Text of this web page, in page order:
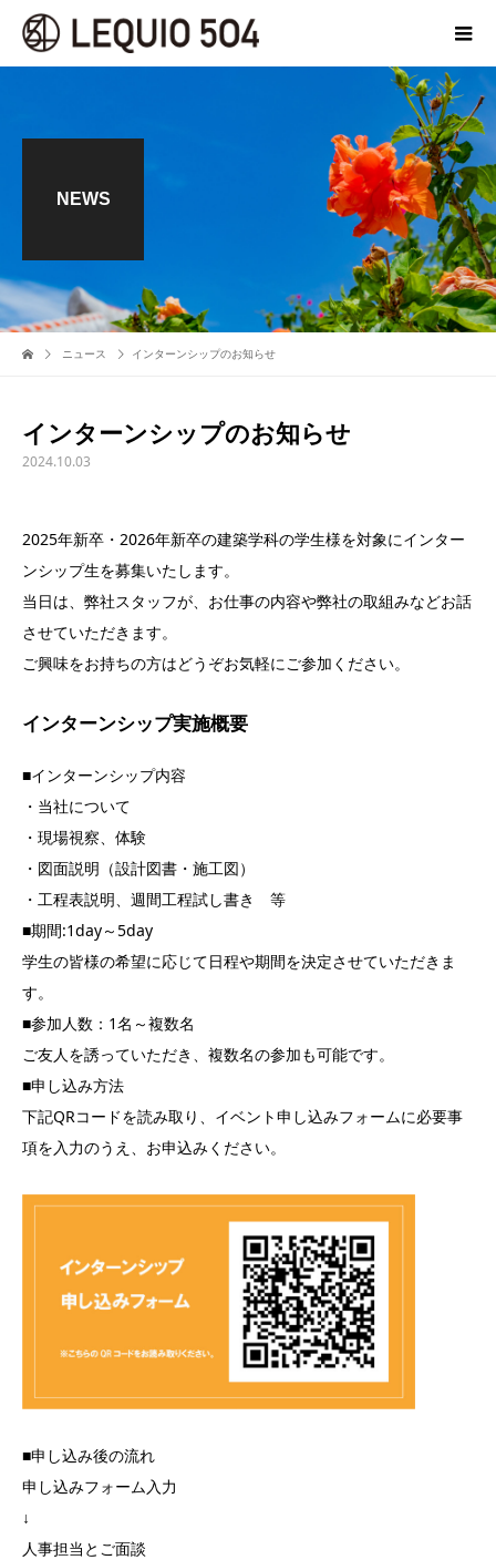
NEWS
ニュース インターンシップのお知らせ
インターンシップのお知らせ
2024.10.03
2025年新卒・2026年新卒の建築学科の学生様を対象にインター
ンシップ生を募集いたします。
当日は、弊社スタッフが、お仕事の内容や弊社の取組みなどお話
させていただきます。
ご興味をお持ちの方はどうぞお気軽にご参加ください。
インターンシップ実施概要
■インターンシップ内容
・当社について
・現場視察、体験
・図面説明（設計図書・施工図）
・工程表説明、週間工程試し書き
等
■期間:1day～5day
学生の皆様の希望に応じて日程や期間を決定させていただきま
す。
■参加人数：1名～複数名
ご友人を誘っていただき、複数名の参加も可能です。
■申し込み方法
下記QRコードを読み取り、イベント申し込みフォームに必要事
項を入力のうえ、お申込みください。
■申し込み後の流れ
申し込みフォーム入力
↓
人事担当とご面談